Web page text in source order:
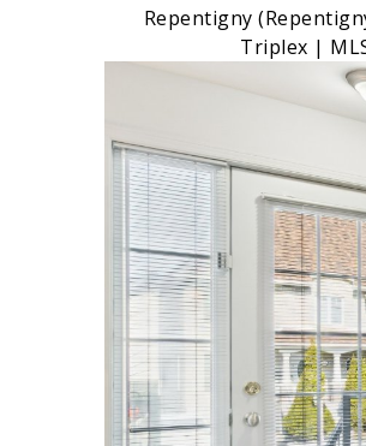
Repentigny
Triplex |